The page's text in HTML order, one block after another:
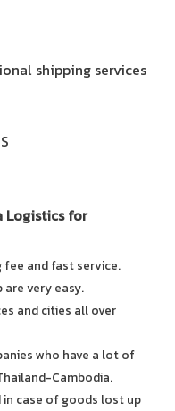
shipping services
Logistics for
fee and fast service.
very easy.
and cities all over
who have a lot of
Cambodia.
in case of goods lost up